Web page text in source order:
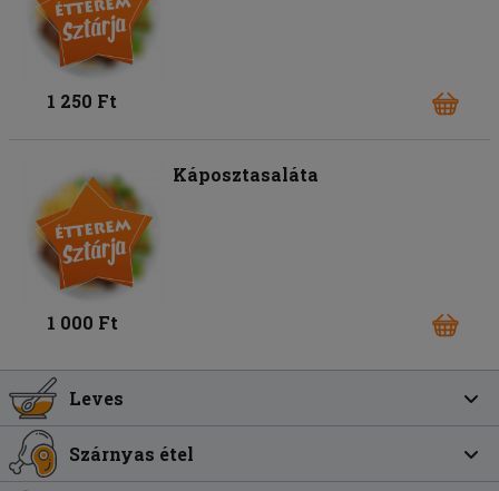
1 250 Ft
Káposztasaláta
1 000 Ft
Leves
Szárnyas étel